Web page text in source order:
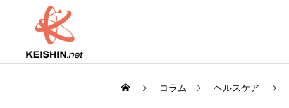
コラム ヘルスケア